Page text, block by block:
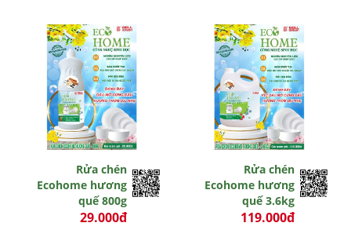
Rửa chén
Ecohome hương
quế 800g
29.000đ
Rửa chén
Ecohome hương
quế 3.6kg
119.000đ